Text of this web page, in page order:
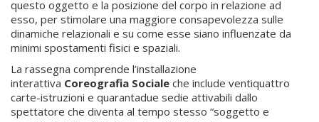
questo oggetto e la posizione del corpo in relazione ad
esso, per stimolare una maggiore consapevolezza sulle
dinamiche relazionali e su come esse siano influenzate da
minimi spostamenti fisici e spaziali.
La rassegna comprende l’installazione
interattiva Coreografia Sociale che include ventiquattro
carte-istruzioni e quarantadue sedie attivabili dallo
spettatore che diventa al tempo stesso “soggetto e